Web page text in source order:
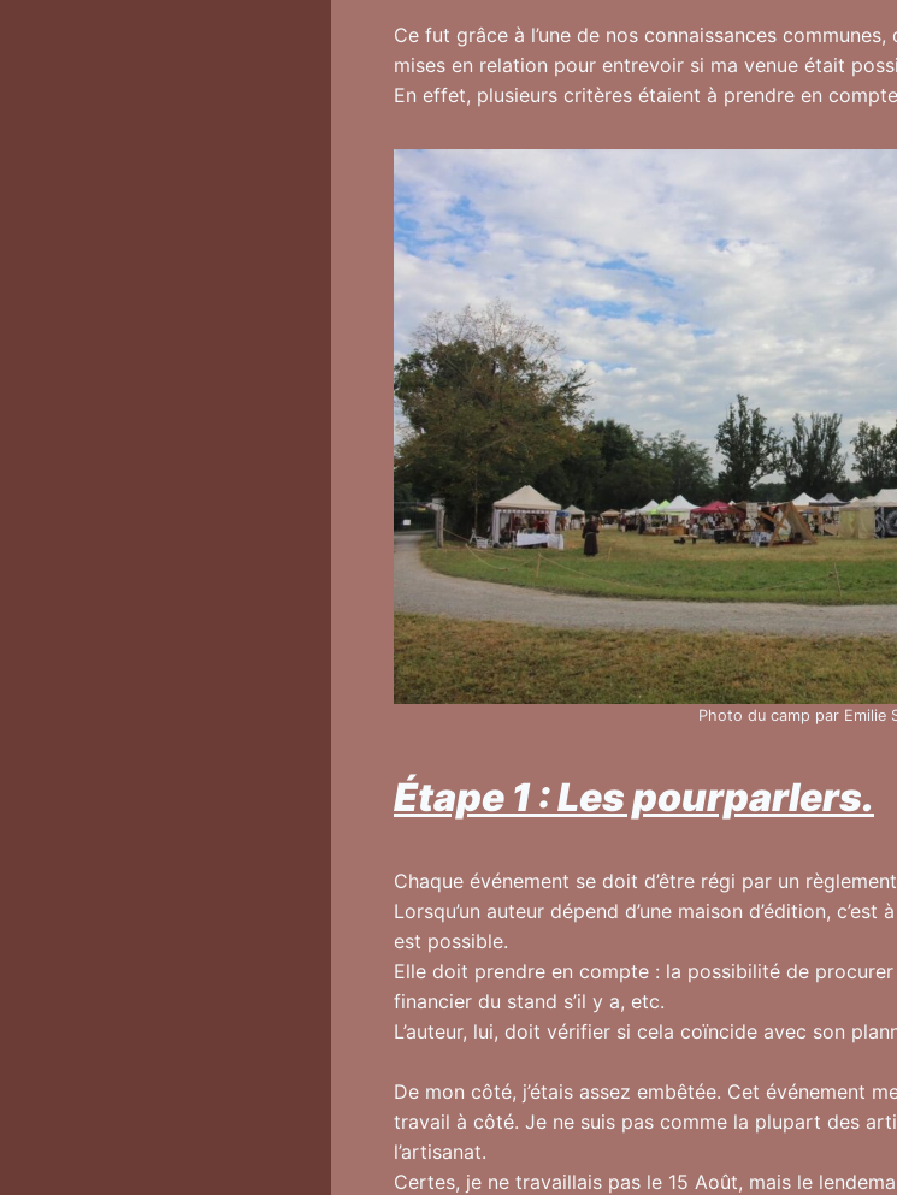
Ce fut grâce à l’une de nos connaissances communes,
mises en relation pour entrevoir si ma venue était
En effet, plusieurs critères étaient à prendre en
Photo du camp par Emilie
Étape 1 : Les pourparlers.
Chaque événement se doit d’être régi par un
Lorsqu’un auteur dépend d’une maison d’édition,
est possible.
Elle doit prendre en compte : la possibilité de
financier du stand s’il y a, etc.
L’auteur, lui, doit vérifier si cela coïncide avec son
De mon côté, j’étais assez embêtée. Cet événement
travail à côté. Je ne suis pas comme la plupart des
l’artisanat.
Certes, je ne travaillais pas le 15 Août, mais le